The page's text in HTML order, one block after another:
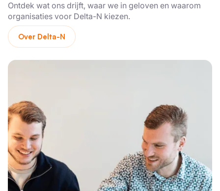
Ontdek wat ons drijft, waar we in geloven en waarom
organisaties voor Delta-N kiezen.
Over Delta-N